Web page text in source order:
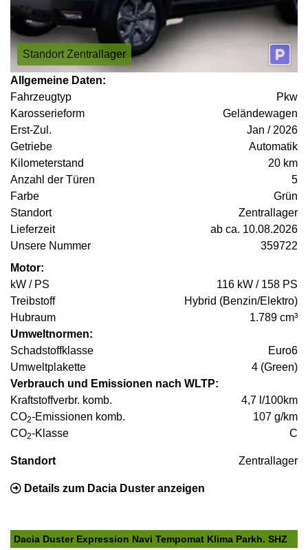
Standort Zentrallager
Allgemeine Daten:
Fahrzeugtyp
Pkw
Karosserieform
Geländewagen
Erst-Zul.
Jan / 2026
Getriebe
Automatik
Kilometerstand
20 km
Anzahl der Türen
5
Farbe
Grün
Standort
Zentrallager
Lieferzeit
ab ca. 10.08.2026
Unsere Nummer
359722
Motor:
kW / PS
116 kW / 158 PS
Treibstoff
Hybrid (Benzin/Elektro)
Hubraum
1.789 cm³
Umweltnormen:
Schadstoffklasse
Euro6
Umweltplakette
4 (Green)
Verbrauch und Emissionen nach WLTP:
Kraftstoffverbr. komb.
4,7 l/100km
CO2-Emissionen komb.
107 g/km
CO2-Klasse C
Standort Zentrallager
Details zum Dacia Duster anzeigen
Dacia Duster Expression Navi Tempomat Klima Parkh. SHZ